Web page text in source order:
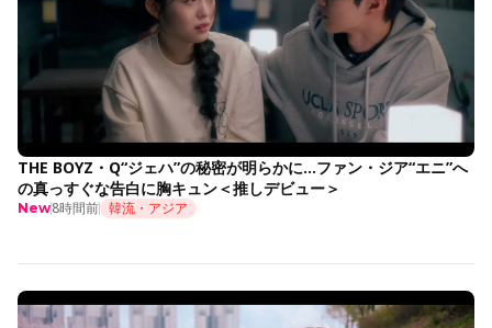
THE BOYZ・Q“ジェハ”の秘密が明らかに…ファン・ジア“エニ”へ
の真っすぐな告白に胸キュン＜推しデビュー＞
New8時間前 韓流・アジア